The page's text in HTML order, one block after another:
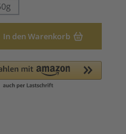
In den Warenkorb